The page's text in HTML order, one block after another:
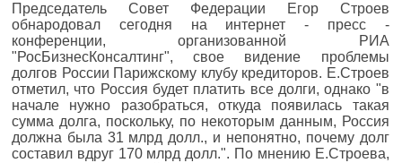
Председатель Совет Федерации Егор Строев
обнародовал сегодня на интернет - пресс -
конференции, организованной РИА
"РосБизнесКонсалтинг", свое видение проблемы
долгов России Парижскому клубу кредиторов. Е.Строев
отметил, что Россия будет платить все долги, однако "в
начале нужно разобраться, откуда появилась такая
сумма долга, поскольку, по некоторым данным, Россия
должна была 31 млрд долл., и непонятно, почему долг
составил вдруг 170 млрд долл.". По мнению Е.Строева,